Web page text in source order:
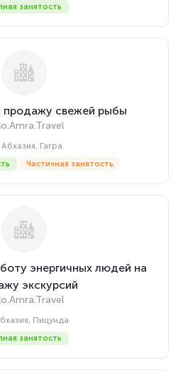
занятость
продажу свежей рыбы
Абхазия, Гагра
Частичная занятость
энергичных людей на
экскурсий
Пицунда
занятость